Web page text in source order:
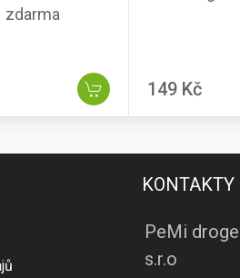
zdarma
149 Kč
KONTAKTY
PeMi
s.r.o